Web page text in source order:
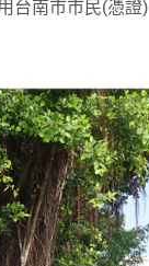
台南市市民(憑證)